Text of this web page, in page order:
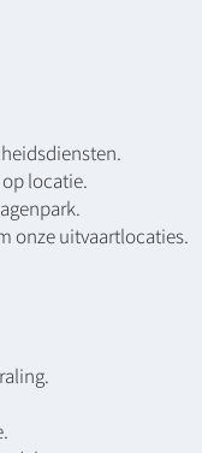
locatie.
onze uitvaartlocaties.